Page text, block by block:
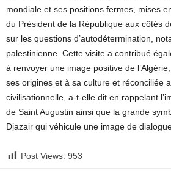
mondiale et ses positions fermes, mises
du Président de la République aux côtés
sur les questions d’autodétermination,
palestinienne. Cette visite a contribué
à renvoyer une image positive de
ses origines et à sa culture et réconciliée
civilisationnelle, a-t-elle dit en rappelant
de Saint Augustin ainsi que la grande
Djazair qui véhicule une image de
Post Views: 953